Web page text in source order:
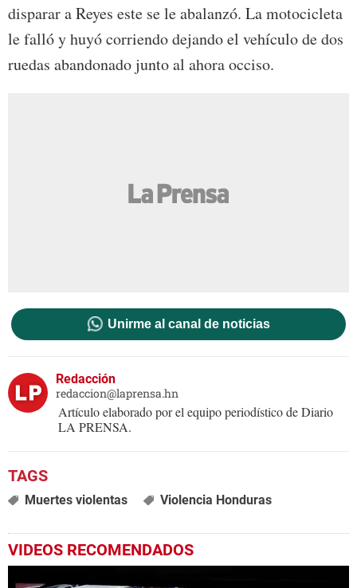
disparar a Reyes este se le abalanzó. La motocicleta
le falló y huyó corriendo dejando el vehículo de dos
ruedas abandonado junto al ahora occiso.
Unirme al canal de noticias
Redacción
redaccion@laprensa.hn
Artículo elaborado por el equipo periodístico de Diario
LA PRENSA.
Muertes violentas Violencia Honduras
VIDEOS RECOMENDADOS